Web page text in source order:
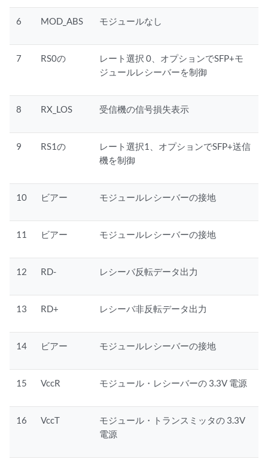
6 MOD_ABS モジュールなし
7 RS0の
レート選択 0、オプションでSFP+モ
ジュールレシーバーを制御
8 RX_LOS 受信機の信号損失表示
9 RS1の
レート選択1、オプションでSFP+送信
機を制御
10 ビアー モジュールレシーバーの接地
11 ビアー モジュールレシーバーの接地
12 RD- レシーバ反転データ出力
13 RD+ レシーバ非反転データ出力
14 ビアー モジュールレシーバーの接地
15 VccR モジュール・レシーバーの 3.3V 電源
16 VccT
モジュール・トランスミッタの 3.3V
電源